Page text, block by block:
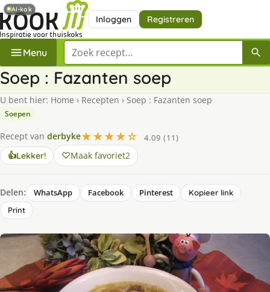
Inloggen Registreren
Menu Zoek een recept
Soep : Fazanten soep
U bent hier: Home › Recepten › Soep : Fazanten soep
Soepen
Recept van derbyke★★★★☆
4.09 (11)
👍Lekker! Maak favoriet2
Delen: WhatsApp Facebook Pinterest
Kopieer link
Print
AI-kok